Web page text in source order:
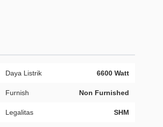
Daya Listrik 6600 Watt
Furnish Non Furnished
Legalitas SHM